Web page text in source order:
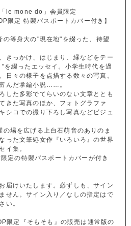
le mone do」会員限定
限定 特製パスポートカバー付き】
等身大の"現在地"を綴った、待望
きっかけ、はじまり、縁などをテー
を綴ったエッセイ。小学生時代を過
日々の様子を点描する数々の写真。
んだ掌編小説……。
した多彩でてらいのない文章ととも
きた写真のほか、フォトグラファ
シコでの撮り下ろし写真などビジュ
場を広げる上白石萌音のありのま
った文筆処女作『いろいろ』の世界
イ集。
定の特製パスポートカバーが付き
届けいたします。必ずしも、サイン
せん。サイン入り／なしの指定はで
い。
定『そもそも』の販売は通常版の